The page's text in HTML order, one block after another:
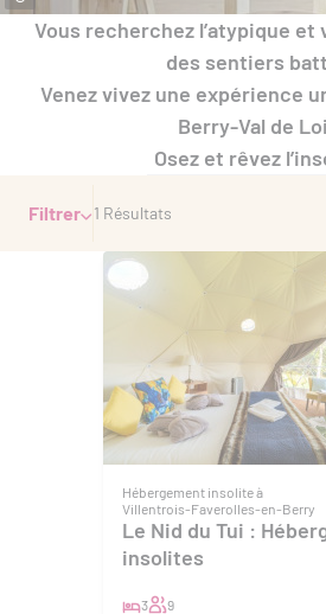
Vous recherchez l’atypique et
des sentiers
Venez vivez une expérience
Berry-Val de
Osez et rêvez
Filtrer 1 Résultats
Hébergement insolite à
Villentrois-Faverolles-en-Berry
Le Nid du Tui :
insolites
3 9